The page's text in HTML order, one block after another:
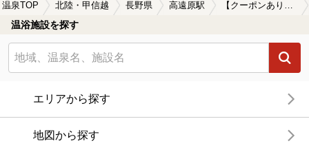
温泉TOP 北陸・甲信越 長野県 高遠原駅 【クーポンあり】絶景が楽しめる高遠原駅近くの温泉、日帰り温泉、スーパー銭湯おすすめ
温浴施設を探す
エリアから探す
地図から探す